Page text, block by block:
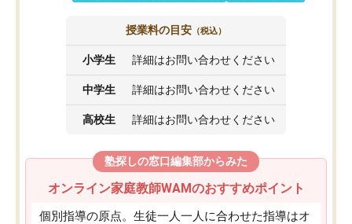
授業料の目安 （税込）
小学生 詳細はお問い合わせください
中学生 詳細はお問い合わせください
高校生 詳細はお問い合わせください
塾探しの窓口編集部からみた
オンライン家庭教師WAMのおすすめポイント
個別指導の原点。生徒一人一人に合わせた指導はオ